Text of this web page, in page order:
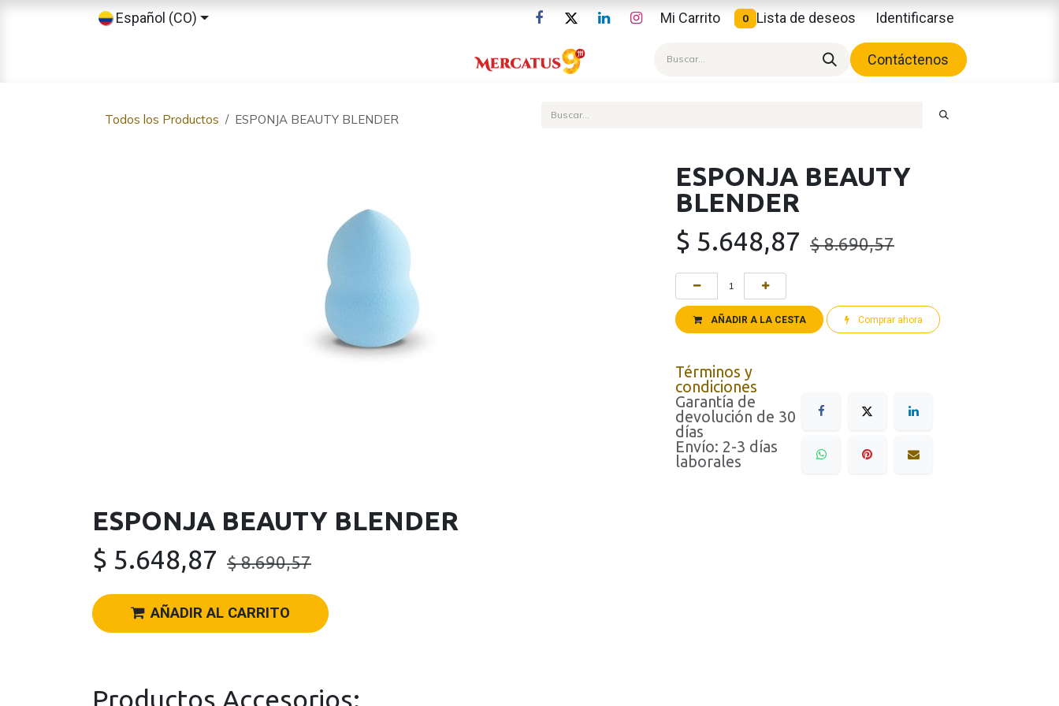
Español (CO) Mi Carrito 0 Lista de deseos Identificarse
Contáctenos
Todos los Productos ESPONJA BEAUTY BLENDER
ESPONJA BEAUTY
BLENDER
$ 5.648,87 $8.690,57
AÑADIR A LA CESTA Comprar ahora
Términos y
condiciones
Garantía de
devolución de 30
días
Envío: 2-3 días
laborales
ESPONJA BEAUTY BLENDER
$ 5.648,87 $8.690,57
AÑADIR AL CARRITO
Productos Accesorios: